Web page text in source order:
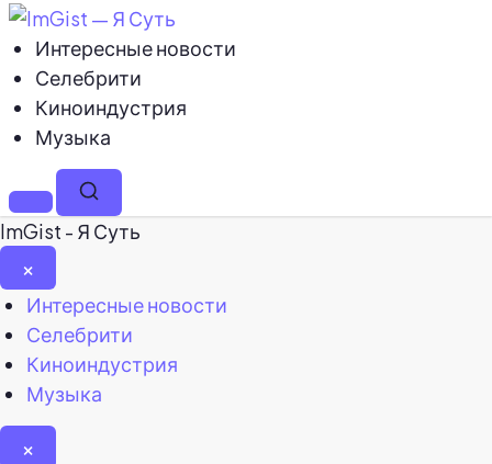
Интересные новости
Селебрити
Киноиндустрия
Музыка
МенюПоиск
ImGist - Я Суть
×
Закрыть
меню
Интересные новости
Селебрити
Киноиндустрия
Музыка
×